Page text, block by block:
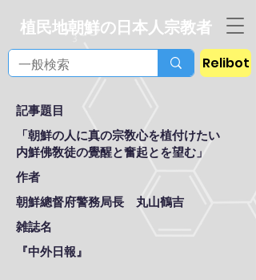
植民地朝鮮の日本人宗教者
Relibot
記事題目
「朝鮮の人に真の宗敎心を植付けたい
内鮮佛敎徒の覺醒と奮起とを望む」
作者
朝鮮總督府警務局長 丸山鶴吉
雑誌名
『中外日報』